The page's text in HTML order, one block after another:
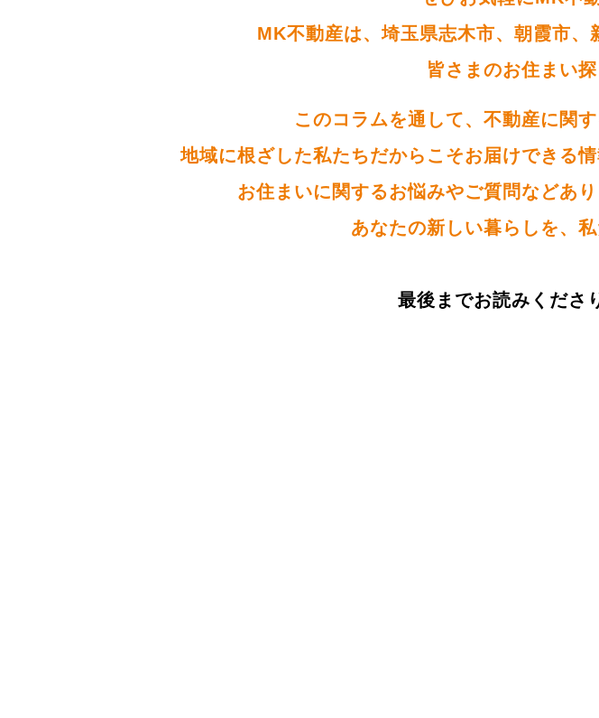
MK不動産は、埼玉県志木市、朝霞市、
皆さまのお住まい
このコラムを通して、不動産に関
地域に根ざした私たちだからこそお届けできる
お住まいに関するお悩みやご質問などあ
あなたの新しい暮らしを、
最後までお読みくださ